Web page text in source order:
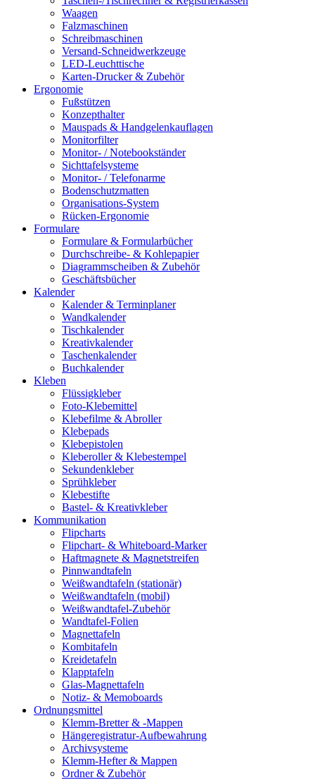
Waagen
Falzmaschinen
Schreibmaschinen
Versand-Schneidwerkzeuge
LED-Leuchttische
Karten-Drucker & Zubehör
Ergonomie
Fußstützen
Konzepthalter
Mauspads & Handgelenkauflagen
Monitorfilter
Monitor- / Notebookständer
Sichttafelsysteme
Monitor- / Telefonarme
Bodenschutzmatten
Organisations-System
Rücken-Ergonomie
Formulare
Formulare & Formularbücher
Durchschreibe- & Kohlepapier
Diagrammscheiben & Zubehör
Geschäftsbücher
Kalender
Kalender & Terminplaner
Wandkalender
Tischkalender
Kreativkalender
Taschenkalender
Buchkalender
Kleben
Flüssigkleber
Foto-Klebemittel
Klebefilme & Abroller
Klebepads
Klebepistolen
Kleberoller & Klebestempel
Sekundenkleber
Sprühkleber
Klebestifte
Bastel- & Kreativkleber
Kommunikation
Flipcharts
Flipchart- & Whiteboard-Marker
Haftmagnete & Magnetstreifen
Pinnwandtafeln
Weißwandtafeln (stationär)
Weißwandtafeln (mobil)
Weißwandtafel-Zubehör
Wandtafel-Folien
Magnettafeln
Kombitafeln
Kreidetafeln
Klapptafeln
Glas-Magnettafeln
Notiz- & Memoboards
Ordnungsmittel
Klemm-Bretter & -Mappen
Hängeregistratur-Aufbewahrung
Archivsysteme
Klemm-Hefter & Mappen
Ordner & Zubehör